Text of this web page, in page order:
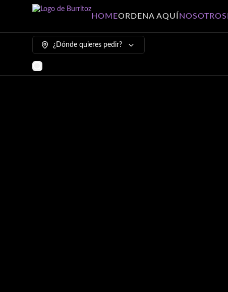
HOMEORDENA AQUÍ NOSOTROS
¿Dónde quieres pedir?